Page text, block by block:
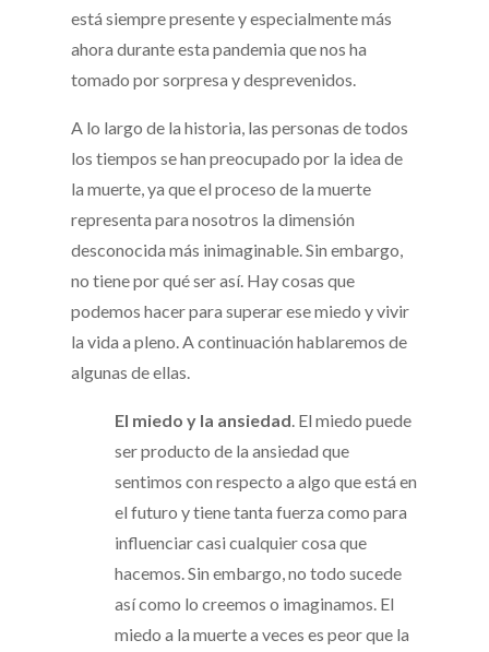
está siempre presente y especialmente más
ahora durante esta pandemia que nos ha
tomado por sorpresa y desprevenidos.
A lo largo de la historia, las personas de todos
los tiempos se han preocupado por la idea de
la muerte, ya que el proceso de la muerte
representa para nosotros la dimensión
desconocida más inimaginable. Sin embargo,
no tiene por qué ser así. Hay cosas que
podemos hacer para superar ese miedo y vivir
la vida a pleno. A continuación hablaremos de
algunas de ellas.
El miedo y la ansiedad. El miedo puede
ser producto de la ansiedad que
sentimos con respecto a algo que está en
el futuro y tiene tanta fuerza como para
influenciar casi cualquier cosa que
hacemos. Sin embargo, no todo sucede
así como lo creemos o imaginamos. El
miedo a la muerte a veces es peor que la